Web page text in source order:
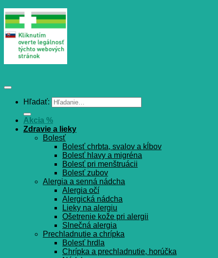
Hľadať:
Akcia %
Zdravie a lieky
Bolesť
Bolesť chrbta, svalov a kĺbov
Bolesť hlavy a migréna
Bolesť pri menštruácii
Bolesť zubov
Alergia a senná nádcha
Alergia očí
Alergická nádcha
Lieky na alergiu
Ošetrenie kože pri alergii
Slnečná alergia
Prechladnutie a chrípka
Bolesť hrdla
Chrípka a prechladnutie, horúčka